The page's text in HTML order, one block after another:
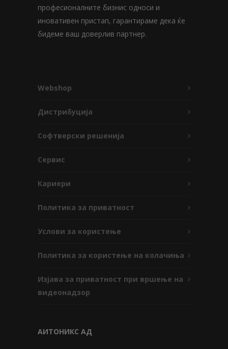
професионалните бизнис односи и
иновативен пристап, гарантираме дека ќе
бидеме ваш доверлив партнер.
Webshop
Дистрибуција
Софтверски решенија
Сервис
Кариери
Политика за приватност
Услови за користење
Политика за користење на колачиња
Изјава за приватност при вршење на
видеонадзор
АИТОНИКС АД